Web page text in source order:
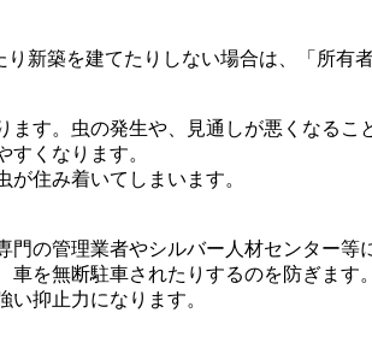
新築を建てたりしない場合は、「所有
す。虫の発生や、見通しが悪くなるこ
くなります。
住み着いてしまいます。
の管理業者やシルバー人材センター等
を無断駐車されたりするのを防ぎます。
抑止力になります。